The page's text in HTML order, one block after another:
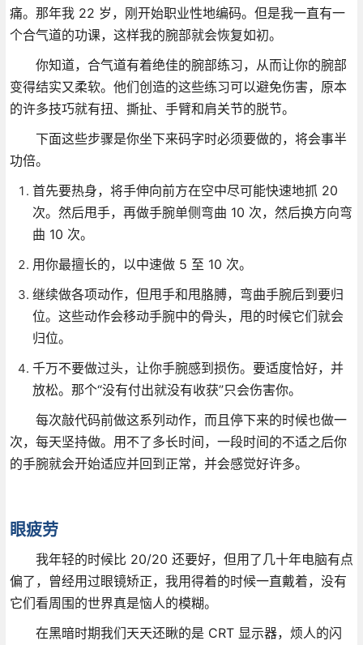
痛。那年我 22 岁，刚开始职业性地编码。但是我一直有一
个合气道的功课，这样我的腕部就会恢复如初。
你知道，合气道有着绝佳的腕部练习，从而让你的腕部
变得结实又柔软。他们创造的这些练习可以避免伤害，原本
的许多技巧就有扭、撕扯、手臂和肩关节的脱节。
下面这些步骤是你坐下来码字时必须要做的，将会事半
功倍。
首先要热身，将手伸向前方在空中尽可能快速地抓 20
次。然后甩手，再做手腕单侧弯曲 10 次，然后换方向弯
曲 10 次。
用你最擅长的，以中速做 5 至 10 次。
继续做各项动作，但甩手和甩胳膊，弯曲手腕后到要归
位。这些动作会移动手腕中的骨头，甩的时候它们就会
归位。
千万不要做过头，让你手腕感到损伤。要适度恰好，并
放松。那个“没有付出就没有收获”只会伤害你。
每次敲代码前做这系列动作，而且停下来的时候也做一
次，每天坚持做。用不了多长时间，一段时间的不适之后你
的手腕就会开始适应并回到正常，并会感觉好许多。
眼疲劳
我年轻的时候比 20/20 还要好，但用了几十年电脑有点
偏了，曾经用过眼镜矫正，我用得着的时候一直戴着，没有
它们看周围的世界真是恼人的模糊。
在黑暗时期我们天天还瞅的是 CRT 显示器，烦人的闪